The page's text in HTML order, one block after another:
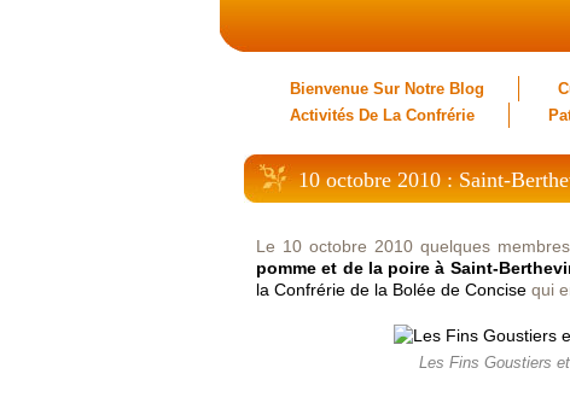
Bienvenue Sur Notre Blog
Activités De La Confrérie
10 octobre 2010 : Saint-
Le 10 octobre 2010 quelques
pomme et de la poire à Saint-
la Confrérie de la Bolée de Concise qui
Les Fins Goustiers